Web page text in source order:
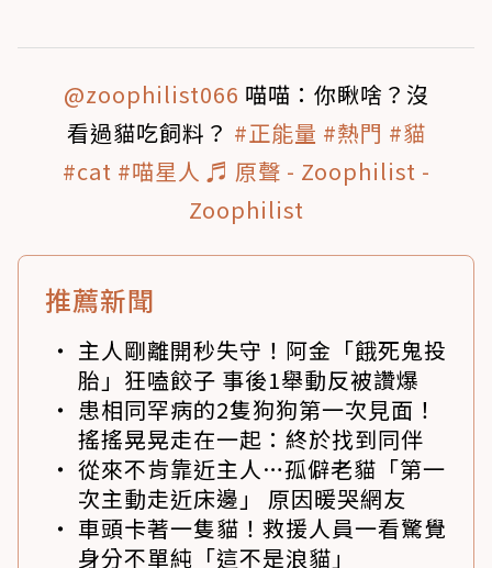
@zoophilist066 喵喵：你瞅啥？沒
看過貓吃飼料？ #正能量 #熱門 #貓
#cat #喵星人 ♬ 原聲 - Zoophilist -
Zoophilist
推薦新聞
主人剛離開秒失守！阿金「餓死鬼投
胎」狂嗑餃子 事後1舉動反被讚爆
患相同罕病的2隻狗狗第一次見面！
搖搖晃晃走在一起：終於找到同伴
從來不肯靠近主人…孤僻老貓「第一
次主動走近床邊」 原因暖哭網友
車頭卡著一隻貓！救援人員一看驚覺
身分不單純「這不是浪貓」